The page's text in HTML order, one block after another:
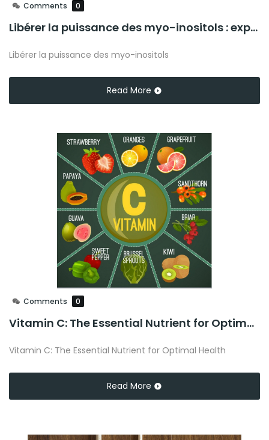
Comments 0
Libérer la puissance des myo-inositols : explorer les avantages, les sources et les recommandations
Libérer la puissance des myo-inositols
Read More
Comments 0
Vitamin C: The Essential Nutrient for Optimal Health
Vitamin C: The Essential Nutrient for Optimal Health
Read More